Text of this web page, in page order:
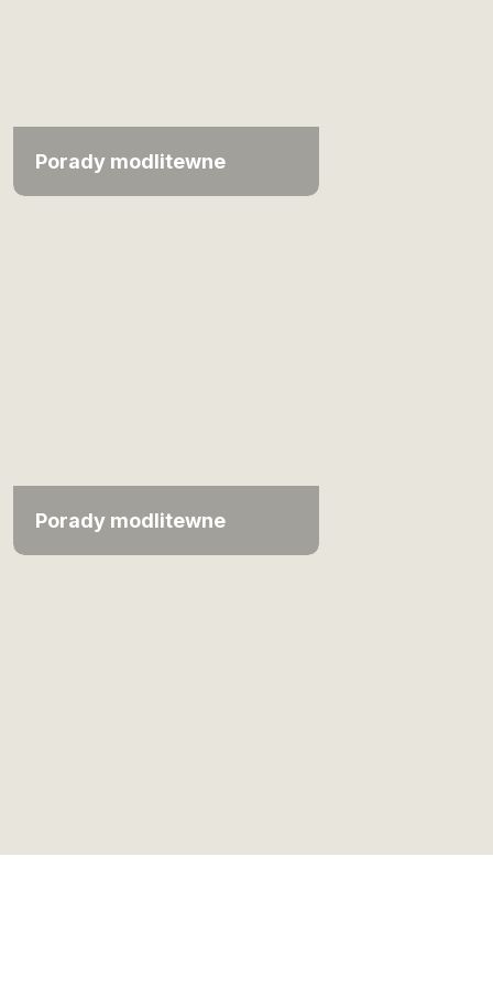
Porady modlitewne
Porady modlitewne